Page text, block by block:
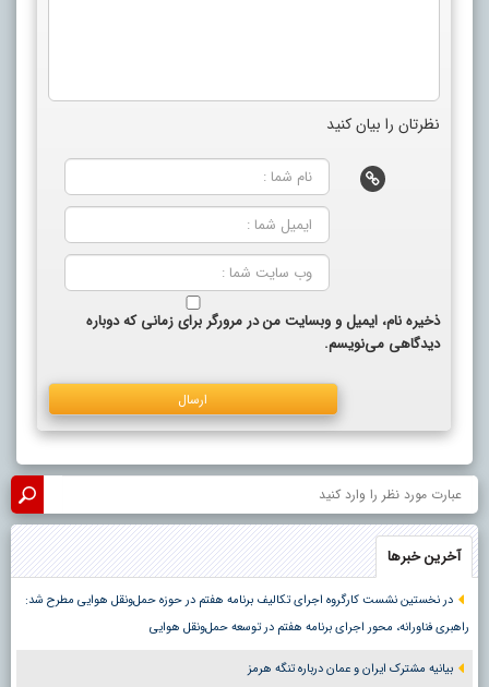
نظرتان را بیان کنید
ذخیره نام، ایمیل و وبسایت من در مرورگر برای زمانی که دوباره
دیدگاهی می‌نویسم.
آخرین خبرها
در نخستین نشست کارگروه اجرای تکالیف برنامه هفتم در حوزه حمل‌ونقل هوایی مطرح شد:
راهبری فناورانه، محور اجرای برنامه هفتم در توسعه حمل‌ونقل هوایی
بیانیه مشترک ایران و عمان درباره تنگه هرمز